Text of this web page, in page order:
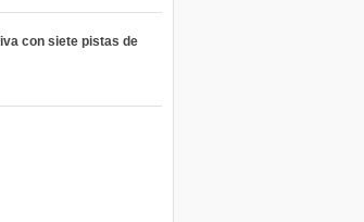
con siete pistas de